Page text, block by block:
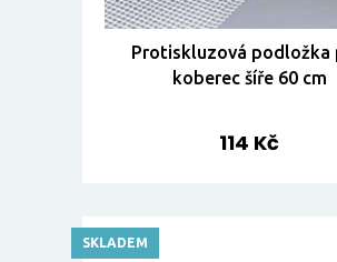
Protiskluzová podložka
koberec šíře 60 cm
114 Kč
SKLADEM